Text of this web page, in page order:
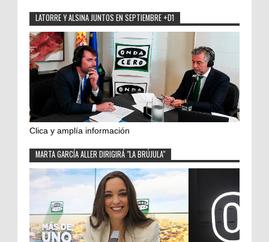
LATORRE Y ALSINA JUNTOS EN SEPTIEMBRE +D1
Clica y amplía información
MARTA GARCÍA ALLER DIRIGIRÁ "LA BRÚJULA"